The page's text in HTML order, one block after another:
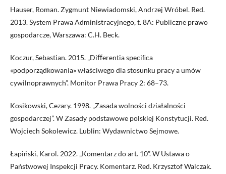
Hauser, Roman. Zygmunt Niewiadomski, Andrzej Wróbel. Red.
2013. System Prawa Administracyjnego, t. 8A: Publiczne prawo
gospodarcze, Warszawa: C.H. Beck.
Koczur, Sebastian. 2015. „Diﬀerentia speciﬁca
«podporządkowania» właściwego dla stosunku pracy a umów
cywilnoprawnych”. Monitor Prawa Pracy 2: 68–73.
Kosikowski, Cezary. 1998. „Zasada wolności działalności
gospodarczej”. W Zasady podstawowe polskiej Konstytucji. Red.
Wojciech Sokolewicz. Lublin: Wydawnictwo Sejmowe.
Łapiński, Karol. 2022. „Komentarz do art. 10”. W Ustawa o
Państwowej Inspekcji Pracy. Komentarz. Red. Krzysztof Walczak.